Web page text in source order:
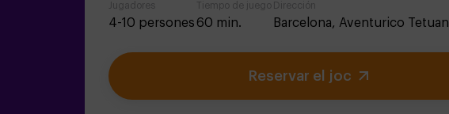
Jugadores
4-10 persones
Tiempo de juego
60 min.
Dirección
Barcelona, Aventurico Tetuan
Reservar el joc